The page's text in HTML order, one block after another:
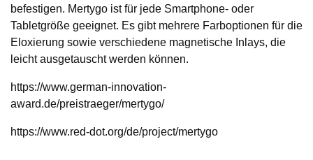
befestigen. Mertygo ist für jede Smartphone- oder
Tabletgröße geeignet. Es gibt mehrere Farboptionen für die
Eloxierung sowie verschiedene magnetische Inlays, die
leicht ausgetauscht werden können.
https://www.german-innovation-
award.de/preistraeger/mertygo/
https://www.red-dot.org/de/project/mertygo